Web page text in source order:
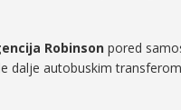
Robinson pored
dalje autobuskim